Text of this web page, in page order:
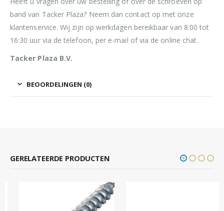
band van Tacker Plaza? Neem dan contact op met onze
klantenservice. Wij zijn op werkdagen bereikbaar van 8:00 tot
16:30 uur via de telefoon, per e-mail of via de online chat.
Tacker Plaza B.V.
BEOORDELINGEN (0)
GERELATEERDE PRODUCTEN